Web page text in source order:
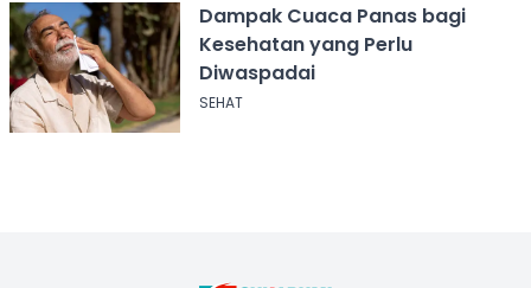
Dampak Cuaca Panas bagi
Kesehatan yang Perlu
Diwaspadai
SEHAT